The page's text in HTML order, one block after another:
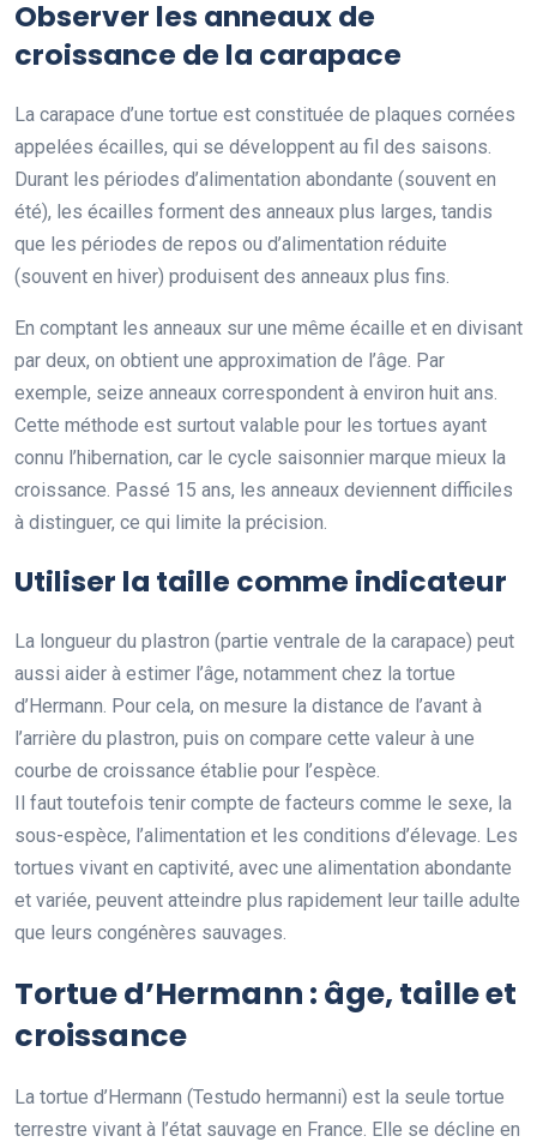
Observer les anneaux de
croissance de la carapace
La carapace d’une tortue est constituée de plaques cornées
appelées écailles, qui se développent au fil des saisons.
Durant les périodes d’alimentation abondante (souvent en
été), les écailles forment des anneaux plus larges, tandis
que les périodes de repos ou d’alimentation réduite
(souvent en hiver) produisent des anneaux plus fins.
En comptant les anneaux sur une même écaille et en divisant
par deux, on obtient une approximation de l’âge. Par
exemple, seize anneaux correspondent à environ huit ans.
Cette méthode est surtout valable pour les tortues ayant
connu l’hibernation, car le cycle saisonnier marque mieux la
croissance. Passé 15 ans, les anneaux deviennent difficiles
à distinguer, ce qui limite la précision.
Utiliser la taille comme indicateur
La longueur du plastron (partie ventrale de la carapace) peut
aussi aider à estimer l’âge, notamment chez la tortue
d’Hermann. Pour cela, on mesure la distance de l’avant à
l’arrière du plastron, puis on compare cette valeur à une
courbe de croissance établie pour l’espèce.
Il faut toutefois tenir compte de facteurs comme le sexe, la
sous-espèce, l’alimentation et les conditions d’élevage. Les
tortues vivant en captivité, avec une alimentation abondante
et variée, peuvent atteindre plus rapidement leur taille adulte
que leurs congénères sauvages.
Tortue d’Hermann : âge, taille et
croissance
La tortue d’Hermann (Testudo hermanni) est la seule tortue
terrestre vivant à l’état sauvage en France. Elle se décline en